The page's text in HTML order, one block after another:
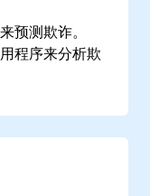
预测欺诈。
程序来分析欺